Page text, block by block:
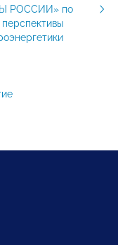
РОССИИ» по